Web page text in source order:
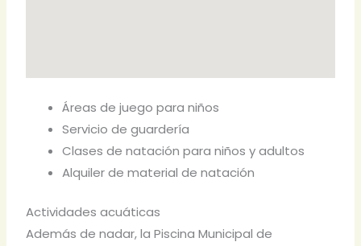
Áreas de juego para niños
Servicio de guardería
Clases de natación para niños y adultos
Alquiler de material de natación
Actividades acuáticas
Además de nadar, la Piscina Municipal de